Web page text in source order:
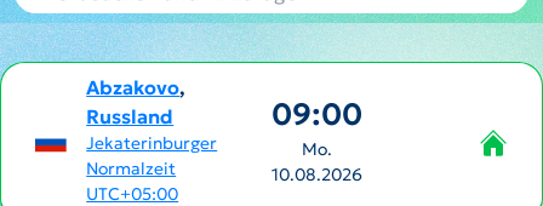
Abzakovo,
Russland
Jekaterinburger
Normalzeit
UTC+05:00
09:00
Mo.
10.08.2026